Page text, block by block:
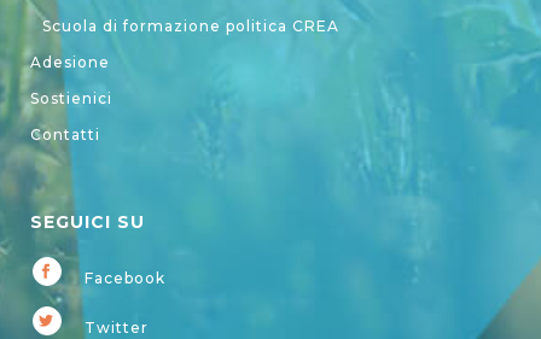
Scuola di formazione politica CREA
Adesione
Sostienici
Contatti
SEGUICI SU
Facebook
Twitter